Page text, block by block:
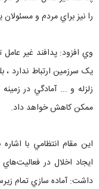
را نيز براي مردم و
وي افزود: پدافند غير عامل
يک سرزمين ارتباط ندارد
زلزله و ... آمادگي در
ممکن کاهش خواهد داد.
اين مقام انتظامي با
ايجاد اخلال در
داشت: آماده ‌سازي تمام